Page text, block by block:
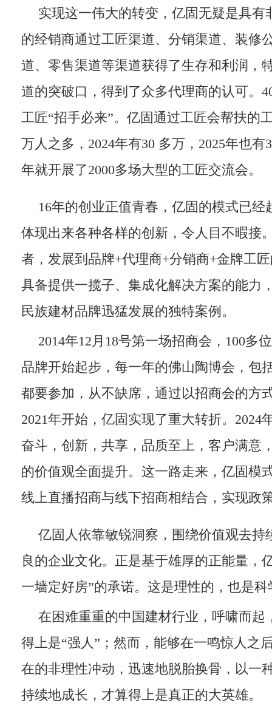
实现这一伟大的转变，亿固无疑是具有
的经销商通过工匠渠道、分销渠道、装修
道、零售渠道等渠道获得了生存和利润，
道的突破口，得到了众多代理商的认可。
工匠“招手必来”。亿固通过工匠会帮扶的
万人之多，2024年有30 多万，2025年也有
年就开展了2000多场大型的工匠交流会。
16年的创业正值青春，亿固的模式已经
体现出来各种各样的创新，令人目不暇接
者，发展到品牌+代理商+分销商+金牌工
具备提供一揽子、集成化解决方案的能力
民族建材品牌迅猛发展的独特案例。
2014年12月18号第一场招商会，100多
品牌开始起步，每一年的佛山陶博会，包
都要参加，从不缺席，通过以招商会的方
2021年开始，亿固实现了重大转折。2024
奋斗，创新，共享，品质至上，客户满意
的价值观全面提升。这一路走来，亿固模
线上直播招商与线下招商相结合，实现政
亿固人依靠敏锐洞察，围绕价值观去持
良的企业文化。正是基于雄厚的正能量，
一墙定好房”的承诺。这是理性的，也是科
在困难重重的中国建材行业，呼啸而起
得上是“强人”；然而，能够在一鸣惊人之
在的非理性冲动，迅速地脱胎换骨，以一
持续地成长，才算得上是真正的大英雄。